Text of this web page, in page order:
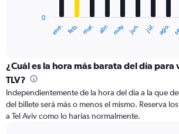
categories.
Range:
categories.
The
chart
ene. feb. mar. abr. may. jun. jul. ago.
0
¿Cuál es la hora más barata del día para
TLV?
Independientemente de la hora del día a la que
del billete será más o menos el mismo. Reserva
a Tel Aviv como lo harías normalmente.